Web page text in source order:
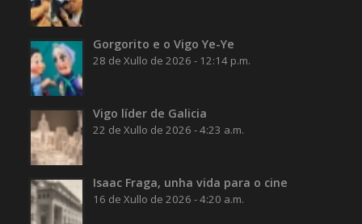
Gorgorito e o Vigo Ye-Ye
28 de Xullo de 2026 - 12:14 p.m.
Vigo líder de Galicia
22 de Xullo de 2026 - 4:23 a.m.
Isaac Fraga, unha vida para o cine
16 de Xullo de 2026 - 4:20 a.m.